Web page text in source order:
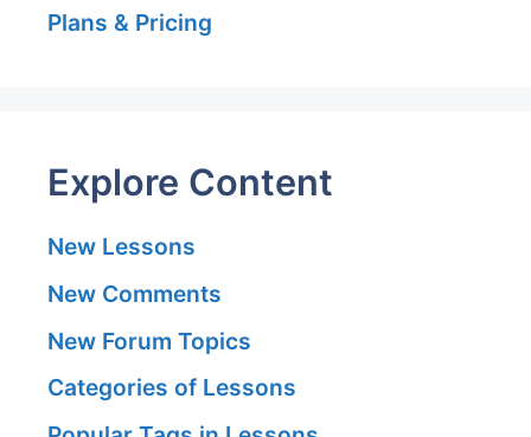
Plans & Pricing
Explore Content
New Lessons
New Comments
New Forum Topics
Categories of Lessons